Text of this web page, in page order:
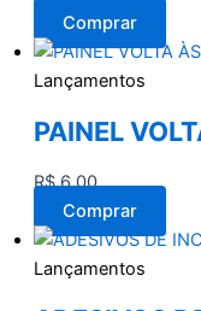
Comprar
Lançamentos
PAINEL
R$6,00
Comprar
Lançamentos